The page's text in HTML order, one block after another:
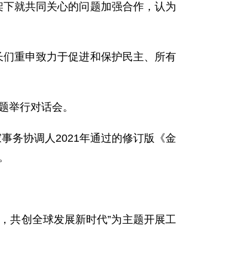
就共同关心的问题加强合作，认为
重申致力于促进和保护民主、所有
举行对话会。
务协调人2021年通过的修订版《金
共创全球发展新时代”为主题开展工